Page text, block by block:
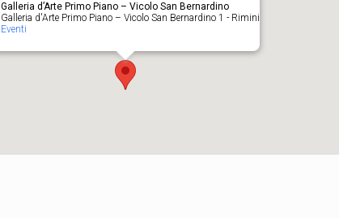
Galleria d’Arte Primo Piano – Vicolo San Bernardino
Galleria d'Arte Primo Piano – Vicolo San Bernardino 1 - Rimini
Eventi